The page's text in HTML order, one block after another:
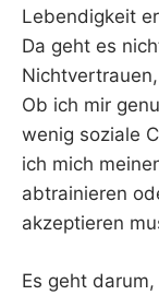
Lebendigkeit
Da geht es
Ob ich mir
wenig soziale
ich mich
abtrainieren
akzeptieren
Es geht